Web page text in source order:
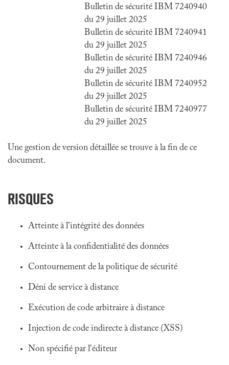
Bulletin de sécurité IBM 7240940
du 29 juillet 2025
Bulletin de sécurité IBM 7240941
du 29 juillet 2025
Bulletin de sécurité IBM 7240946
du 29 juillet 2025
Bulletin de sécurité IBM 7240952
du 29 juillet 2025
Bulletin de sécurité IBM 7240977
du 29 juillet 2025
Une gestion de version détaillée se trouve à la fin de ce
document.
RISQUES
Atteinte à l'intégrité des données
Atteinte à la confidentialité des données
Contournement de la politique de sécurité
Déni de service à distance
Exécution de code arbitraire à distance
Injection de code indirecte à distance (XSS)
Non spécifié par l'éditeur